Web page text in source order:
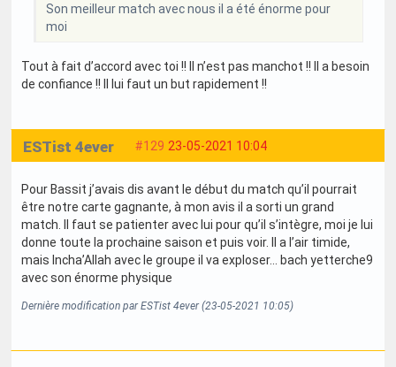
Son meilleur match avec nous il a été énorme pour
moi
Tout à fait d’accord avec toi !! Il n’est pas manchot !! Il a besoin
de confiance !! Il lui faut un but rapidement !!
#129 23-05-2021 10:04
ESTist 4ever
Pour Bassit j’avais dis avant le début du match qu’il pourrait
être notre carte gagnante, à mon avis il a sorti un grand
match. Il faut se patienter avec lui pour qu’il s’intègre, moi je lui
donne toute la prochaine saison et puis voir. Il a l’air timide,
mais Incha’Allah avec le groupe il va exploser... bach yetterche9
avec son énorme physique
Dernière modification par ESTist 4ever (23-05-2021 10:05)